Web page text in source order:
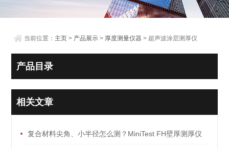
当前位置： 主页 > 产品展示 > 厚度测量仪器 > 超声波涂层测厚仪
产品目录
相关文章
复合材料尖角、小半径怎么测？MiniTest FH壁厚测厚仪